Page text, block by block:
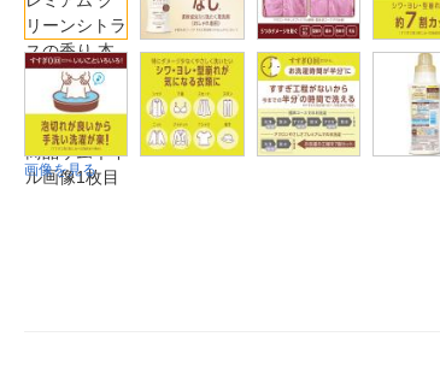
画像を見る